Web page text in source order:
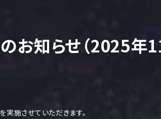
お知らせ（2025年
実施させていただきます。